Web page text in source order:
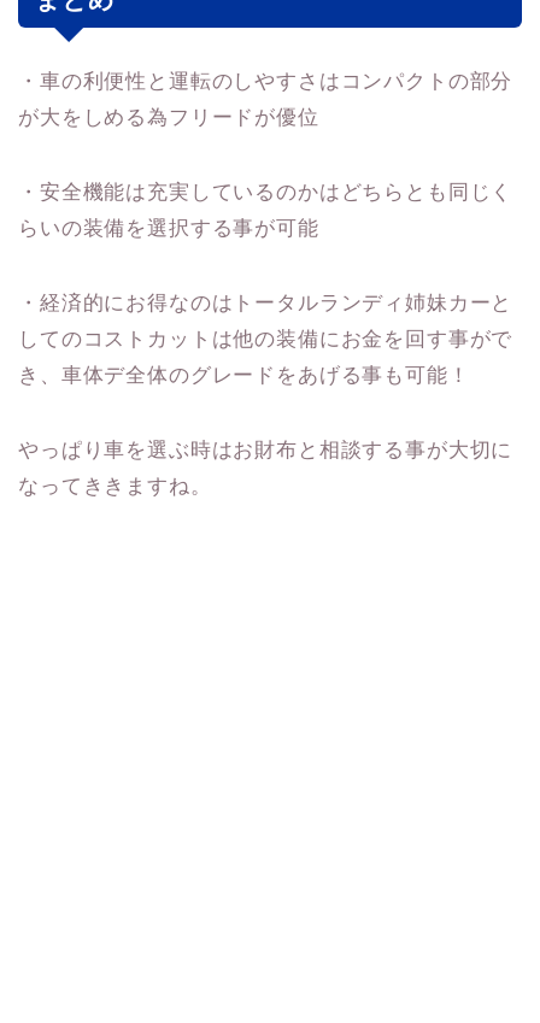
・車の利便性と運転のしやすさはコンパクトの部分
が大をしめる為フリードが優位
・安全機能は充実しているのかはどちらとも同じく
らいの装備を選択する事が可能
・経済的にお得なのはトータルランディ姉妹カーと
してのコストカットは他の装備にお金を回す事がで
き、車体デ全体のグレードをあげる事も可能！
やっぱり車を選ぶ時はお財布と相談する事が大切に
なってききますね。